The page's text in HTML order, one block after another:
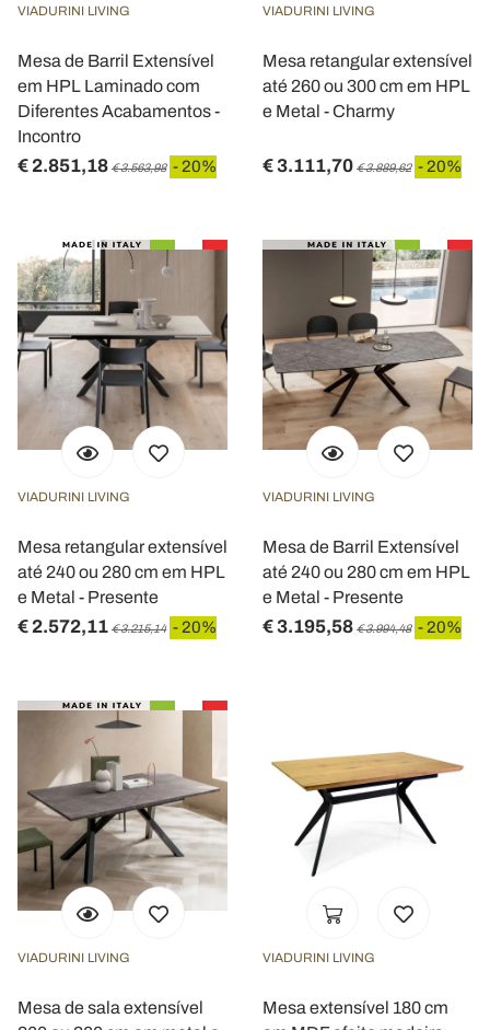
VIADURINI LIVING
Mesa de Barril Extensível
em HPL Laminado com
Diferentes Acabamentos -
Incontro
€ 2.851,18 € 3.563,98 - 20%
VIADURINI LIVING
Mesa retangular extensível
até 260 ou 300 cm em HPL
e Metal - Charmy
€ 3.111,70 € 3.889,62 - 20%
VIADURINI LIVING
Mesa retangular extensível
até 240 ou 280 cm em HPL
e Metal - Presente
€ 2.572,11 € 3.215,14 - 20%
VIADURINI LIVING
Mesa de Barril Extensível
até 240 ou 280 cm em HPL
e Metal - Presente
€ 3.195,58 € 3.994,48 - 20%
VIADURINI LIVING
Mesa de sala extensível
VIADURINI LIVING
Mesa extensível 180 cm